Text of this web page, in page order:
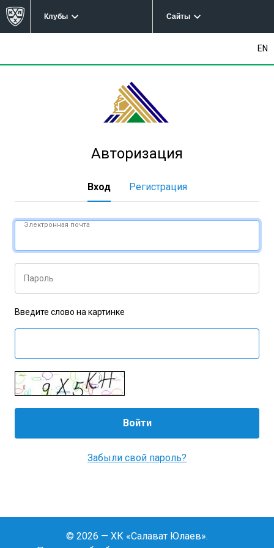
Клубы Сайты
EN
Авторизация
Вход Регистрация
Электронная почта
Пароль
Введите слово на картинке
Забыли свой пароль?
© 2026 — ХК «Салават Юлаев».